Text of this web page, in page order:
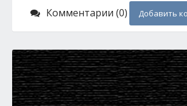
Комментарии (0) Добавить